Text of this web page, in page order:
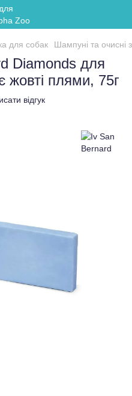
для собак Шампуні та очисні
Diamonds для
жовті плями, 75г
відгук